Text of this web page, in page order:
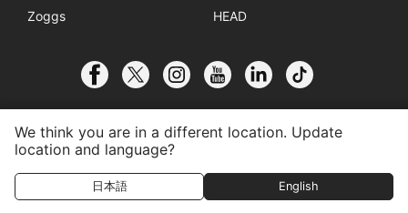
Zoggs
HEAD
We think you are in a different location. Update
location and language?
日本語 English